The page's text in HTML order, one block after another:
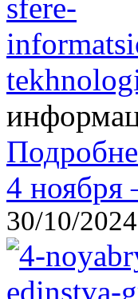
4 ноября
30/10/2024